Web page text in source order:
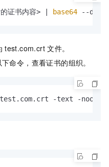
的证书内容> | base64 --
test.com.crt 文件。
命令，查看证书的组织。
test.com.crt -text -noout